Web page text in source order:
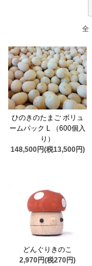
全
ひのきのたまご ボリュ
ームパック L （600個入
り）
148,500円(税13,500円)
どんぐりきのこ
2,970円(税270円)